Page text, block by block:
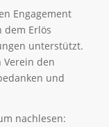
Engagement
dem Erlös
unterstützt.
den
und
nachlesen: